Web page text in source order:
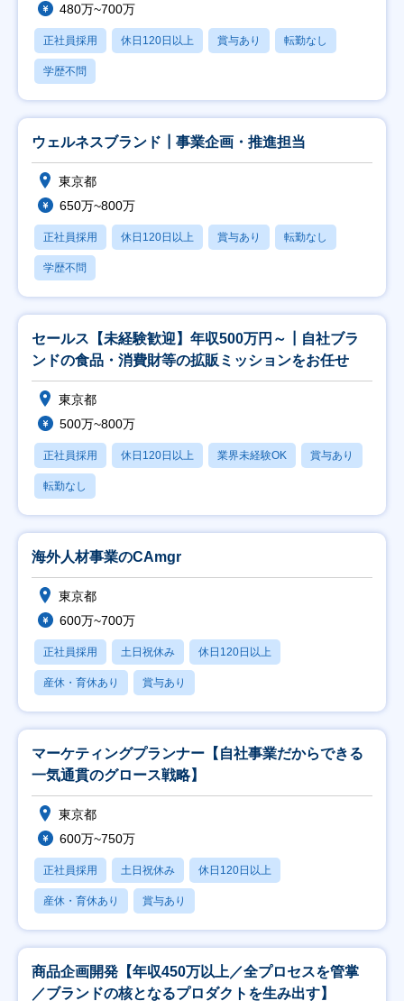
480万~700万
正社員採用 休日120日以上 賞与あり 転勤なし
学歴不問
ウェルネスブランド┃事業企画・推進担当
東京都
650万~800万
正社員採用 休日120日以上 賞与あり 転勤なし
学歴不問
セールス【未経験歓迎】年収500万円～┃自社ブラ
ンドの食品・消費財等の拡販ミッションをお任せ
東京都
500万~800万
正社員採用 休日120日以上 業界未経験OK 賞与あり
転勤なし
海外人材事業のCAmgr
東京都
600万~700万
正社員採用 土日祝休み 休日120日以上
産休・育休あり 賞与あり
マーケティングプランナー【自社事業だからできる
一気通貫のグロース戦略】
東京都
600万~750万
正社員採用 土日祝休み 休日120日以上
産休・育休あり 賞与あり
商品企画開発【年収450万以上／全プロセスを管掌
／ブランドの核となるプロダクトを生み出す】